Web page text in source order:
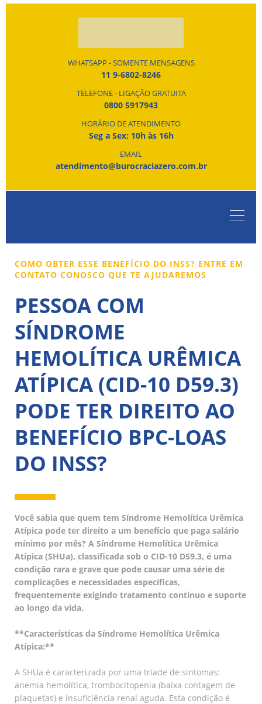
WHATSAPP - SOMENTE MENSAGENS
11 9-6802-8246
TELEFONE - LIGAÇÃO GRATUITA
0800 5917943
HORÁRIO DE ATENDIMENTO
Seg a Sex: 10h às 16h
EMAIL
atendimento@burocraciazero.com.br
COMO OBTER ESSE BENEFÍCIO DO INSS? ENTRE EM
CONTATO CONOSCO QUE TE AJUDAREMOS
PESSOA COM
SÍNDROME
HEMOLÍTICA URÊMICA
ATÍPICA (CID-10 D59.3)
PODE TER DIREITO AO
BENEFÍCIO BPC-LOAS
DO INSS?
Você sabia que quem tem Síndrome Hemolítica Urêmica
Atípica pode ter direito a um benefício que paga salário
mínimo por mês? A Síndrome Hemolítica Urêmica
Atípica (SHUa), classificada sob o CID-10 D59.3, é uma
condição rara e grave que pode causar uma série de
complicações e necessidades específicas,
frequentemente exigindo tratamento contínuo e suporte
ao longo da vida.
**Características da Síndrome Hemolítica Urêmica
Atípica:**
A SHUa é caracterizada por uma tríade de sintomas:
anemia hemolítica, trombocitopenia (baixa contagem de
plaquetas) e insuficiência renal aguda. Esta condição é